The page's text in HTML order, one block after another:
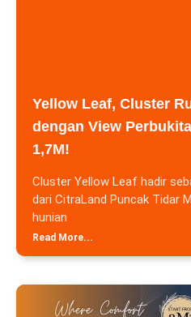
Yellow Leaf, Cluster
dengan View
1,7M!
Cluster Yellow Leaf hadir
dari CitraLand Puncak Tidar
hunian
Read More...